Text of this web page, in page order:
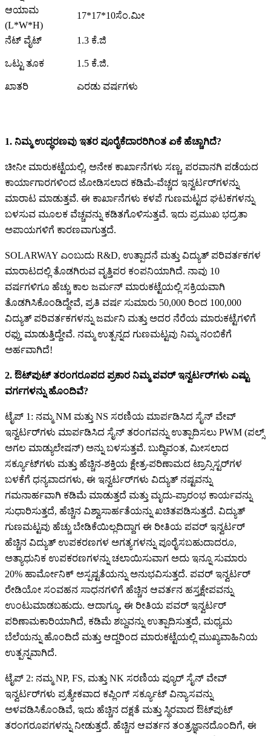
ಆಯಾಮ
(L*W*H)
17*17*10ಸೆಂ.ಮೀ
ನೆಟ್ ವೈಟ್ 1.3 ಕೆ.ಜಿ
ಒಟ್ಟು ತೂಕ 1.5 ಕೆ.ಜಿ.
ಖಾತರಿ ಎರಡು ವರ್ಷಗಳು
1. ನಿಮ್ಮ ಉದ್ಧರಣವು ಇತರ ಪೂರೈಕೆದಾರರಿಗಿಂತ ಏಕೆ ಹೆಚ್ಚಾಗಿದೆ?
ಚೀನೀ ಮಾರುಕಟ್ಟೆಯಲ್ಲಿ, ಅನೇಕ ಕಾರ್ಖಾನೆಗಳು ಸಣ್ಣ, ಪರವಾನಗಿ ಪಡೆಯದ
ಕಾರ್ಯಾಗಾರಗಳಿಂದ ಜೋಡಿಸಲಾದ ಕಡಿಮೆ-ವೆಚ್ಚದ ಇನ್ವರ್ಟರ್‌ಗಳನ್ನು
ಮಾರಾಟ ಮಾಡುತ್ತವೆ. ಈ ಕಾರ್ಖಾನೆಗಳು ಕಳಪೆ ಗುಣಮಟ್ಟದ ಘಟಕಗಳನ್ನು
ಬಳಸುವ ಮೂಲಕ ವೆಚ್ಚವನ್ನು ಕಡಿತಗೊಳಿಸುತ್ತವೆ. ಇದು ಪ್ರಮುಖ ಭದ್ರತಾ
ಅಪಾಯಗಳಿಗೆ ಕಾರಣವಾಗುತ್ತದೆ.
SOLARWAY ಎಂಬುದು R&D, ಉತ್ಪಾದನೆ ಮತ್ತು ವಿದ್ಯುತ್ ಪರಿವರ್ತಕಗಳ
ಮಾರಾಟದಲ್ಲಿ ತೊಡಗಿರುವ ವೃತ್ತಿಪರ ಕಂಪನಿಯಾಗಿದೆ. ನಾವು 10
ವರ್ಷಗಳಿಗೂ ಹೆಚ್ಚು ಕಾಲ ಜರ್ಮನ್ ಮಾರುಕಟ್ಟೆಯಲ್ಲಿ ಸಕ್ರಿಯವಾಗಿ
ತೊಡಗಿಸಿಕೊಂಡಿದ್ದೇವೆ, ಪ್ರತಿ ವರ್ಷ ಸುಮಾರು 50,000 ರಿಂದ 100,000
ವಿದ್ಯುತ್ ಪರಿವರ್ತಕಗಳನ್ನು ಜರ್ಮನಿ ಮತ್ತು ಅದರ ನೆರೆಯ ಮಾರುಕಟ್ಟೆಗಳಿಗೆ
ರಫ್ತು ಮಾಡುತ್ತಿದ್ದೇವೆ. ನಮ್ಮ ಉತ್ಪನ್ನದ ಗುಣಮಟ್ಟವು ನಿಮ್ಮ ನಂಬಿಕೆಗೆ
ಅರ್ಹವಾಗಿದೆ!
2. ಔಟ್‌ಪುಟ್ ತರಂಗರೂಪದ ಪ್ರಕಾರ ನಿಮ್ಮ ಪವರ್ ಇನ್ವರ್ಟರ್‌ಗಳು ಎಷ್ಟು
ವರ್ಗಗಳನ್ನು ಹೊಂದಿವೆ?
ಟೈಪ್ 1: ನಮ್ಮ NM ಮತ್ತು NS ಸರಣಿಯ ಮಾರ್ಪಡಿಸಿದ ಸೈನ್ ವೇವ್
ಇನ್ವರ್ಟರ್‌ಗಳು ಮಾರ್ಪಡಿಸಿದ ಸೈನ್ ತರಂಗವನ್ನು ಉತ್ಪಾದಿಸಲು PWM (ಪಲ್ಸ್
ಅಗಲ ಮಾಡ್ಯುಲೇಷನ್) ಅನ್ನು ಬಳಸುತ್ತವೆ. ಬುದ್ಧಿವಂತ, ಮೀಸಲಾದ
ಸರ್ಕ್ಯೂಟ್‌ಗಳು ಮತ್ತು ಹೆಚ್ಚಿನ-ಶಕ್ತಿಯ ಕ್ಷೇತ್ರ-ಪರಿಣಾಮದ ಟ್ರಾನ್ಸಿಸ್ಟರ್‌ಗಳ
ಬಳಕೆಗೆ ಧನ್ಯವಾದಗಳು, ಈ ಇನ್ವರ್ಟರ್‌ಗಳು ವಿದ್ಯುತ್ ನಷ್ಟವನ್ನು
ಗಮನಾರ್ಹವಾಗಿ ಕಡಿಮೆ ಮಾಡುತ್ತದೆ ಮತ್ತು ಮೃದು-ಪ್ರಾರಂಭ ಕಾರ್ಯವನ್ನು
ಸುಧಾರಿಸುತ್ತದೆ, ಹೆಚ್ಚಿನ ವಿಶ್ವಾಸಾರ್ಹತೆಯನ್ನು ಖಚಿತಪಡಿಸುತ್ತದೆ. ವಿದ್ಯುತ್
ಗುಣಮಟ್ಟವು ಹೆಚ್ಚು ಬೇಡಿಕೆಯಿಲ್ಲದಿದ್ದಾಗ ಈ ರೀತಿಯ ಪವರ್ ಇನ್ವರ್ಟರ್
ಹೆಚ್ಚಿನ ವಿದ್ಯುತ್ ಉಪಕರಣಗಳ ಅಗತ್ಯಗಳನ್ನು ಪೂರೈಸಬಹುದಾದರೂ,
ಅತ್ಯಾಧುನಿಕ ಉಪಕರಣಗಳನ್ನು ಚಲಾಯಿಸುವಾಗ ಅದು ಇನ್ನೂ ಸುಮಾರು
20% ಹಾರ್ಮೋನಿಕ್ ಅಸ್ಪಷ್ಟತೆಯನ್ನು ಅನುಭವಿಸುತ್ತದೆ. ಪವರ್ ಇನ್ವರ್ಟರ್
ರೇಡಿಯೋ ಸಂವಹನ ಸಾಧನಗಳಿಗೆ ಹೆಚ್ಚಿನ ಆವರ್ತನ ಹಸ್ತಕ್ಷೇಪವನ್ನು
ಉಂಟುಮಾಡಬಹುದು. ಆದಾಗ್ಯೂ, ಈ ರೀತಿಯ ಪವರ್ ಇನ್ವರ್ಟರ್
ಪರಿಣಾಮಕಾರಿಯಾಗಿದೆ, ಕಡಿಮೆ ಶಬ್ದವನ್ನು ಉತ್ಪಾದಿಸುತ್ತದೆ, ಮಧ್ಯಮ
ಬೆಲೆಯನ್ನು ಹೊಂದಿದೆ ಮತ್ತು ಆದ್ದರಿಂದ ಮಾರುಕಟ್ಟೆಯಲ್ಲಿ ಮುಖ್ಯವಾಹಿನಿಯ
ಉತ್ಪನ್ನವಾಗಿದೆ.
ಟೈಪ್ 2: ನಮ್ಮ NP, FS, ಮತ್ತು NK ಸರಣಿಯ ಪ್ಯೂರ್ ಸೈನ್ ವೇವ್
ಇನ್ವರ್ಟರ್‌ಗಳು ಪ್ರತ್ಯೇಕವಾದ ಕಪ್ಲಿಂಗ್ ಸರ್ಕ್ಯೂಟ್ ವಿನ್ಯಾಸವನ್ನು
ಅಳವಡಿಸಿಕೊಂಡಿವೆ, ಇದು ಹೆಚ್ಚಿನ ದಕ್ಷತೆ ಮತ್ತು ಸ್ಥಿರವಾದ ಔಟ್‌ಪುಟ್
ತರಂಗರೂಪಗಳನ್ನು ನೀಡುತ್ತದೆ. ಹೆಚ್ಚಿನ ಆವರ್ತನ ತಂತ್ರಜ್ಞಾನದೊಂದಿಗೆ, ಈ